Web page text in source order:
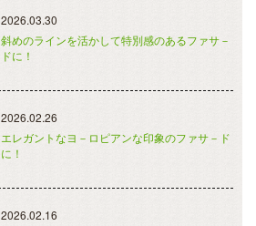
2026.03.30
斜めのラインを活かして特別感のあるファサ－
ドに！
2026.02.26
エレガントなヨ－ロピアンな印象のファサ－ド
に！
2026.02.16